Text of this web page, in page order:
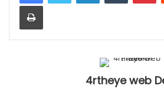
Print
4rtheye web